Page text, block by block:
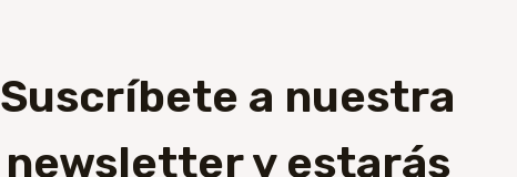
Suscríbete a nuestra
newsletter y estarás